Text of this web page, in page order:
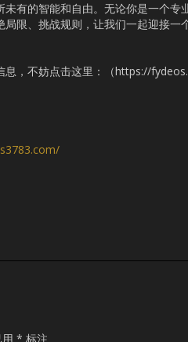
有的智能和自由。无论你是一个专
限、挑战规则，让我们一起迎接一
息，不妨点击这里：（https://
* 标注